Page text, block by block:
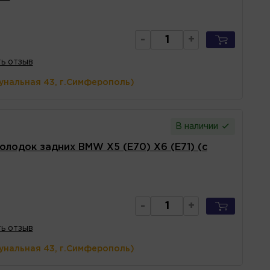
- +
отзыв
43, г.Симферополь)
В наличии
задних BMW X5 (E70) X6 (E71) (с
- +
отзыв
43, г.Симферополь)